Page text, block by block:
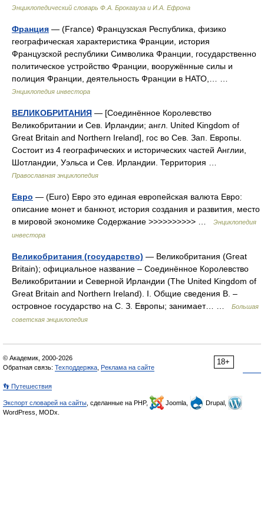
Энциклопедический словарь Ф.А. Брокгауза и И.А. Ефрона
Франция — (France) Французская Республика, физико
географическая характеристика Франции, история
Французской республики Символика Франции, государственно
политическое устройство Франции, вооружённые силы и
полиция Франции, деятельность Франции в НАТО,… …
Энциклопедия инвестора
ВЕЛИКОБРИТАНИЯ — [Соединённое Королевство
Великобритании и Сев. Ирландии; англ. United Kingdom of
Great Britain and Northern Ireland], гос во Сев. Зап. Европы.
Состоит из 4 географических и исторических частей Англии,
Шотландии, Уэльса и Сев. Ирландии. Территория …
Православная энциклопедия
Евро — (Euro) Евро это единая европейская валюта Евро:
описание монет и банкнот, история создания и развития, место
в мировой экономике Содержание >>>>>>>>>> …
Энциклопедия
инвестора
Великобритания (государство) — Великобритания (Great
Britain); официальное название ‒ Соединённое Королевство
Великобритании и Северной Ирландии (The United Kingdom of
Great Britain and Northern Ireland). I. Общие сведения В. ‒
островное государство на С. З. Европы; занимает… …
Большая
советская энциклопедия
18+
© Академик, 2000-2026
Обратная связь: Техподдержка Реклама на сайте
👣 Путешествия
Экспорт словарей на сайты , сделанные на PHP, Joomla,
Drupal,
WordPress, MODx.